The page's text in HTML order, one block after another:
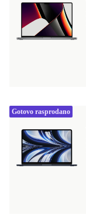
Gotovo rasprodano